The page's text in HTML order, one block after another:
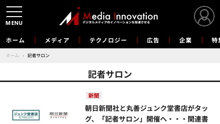
ホーム メディア テクノロジー 広告 企業 特
ホーム › 記者サロン
記者サロン
新聞
朝日新聞社と丸善ジュンク堂書店がタッ
グ、「記者サロン」開催へ・・・関連書
MENU